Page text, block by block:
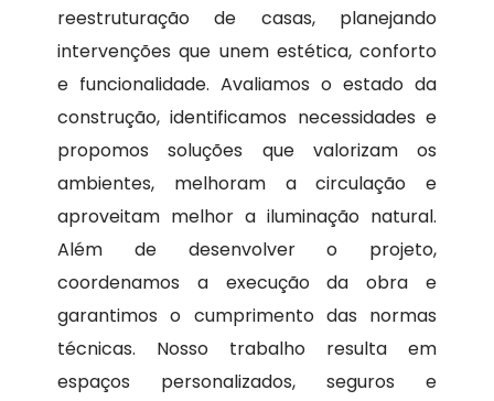
reestruturação de casas, planejando
intervenções que unem estética, conforto
e funcionalidade. Avaliamos o estado da
construção, identificamos necessidades e
propomos soluções que valorizam os
ambientes, melhoram a circulação e
aproveitam melhor a iluminação natural.
Além de desenvolver o projeto,
coordenamos a execução da obra e
garantimos o cumprimento das normas
técnicas. Nosso trabalho resulta em
espaços personalizados, seguros e